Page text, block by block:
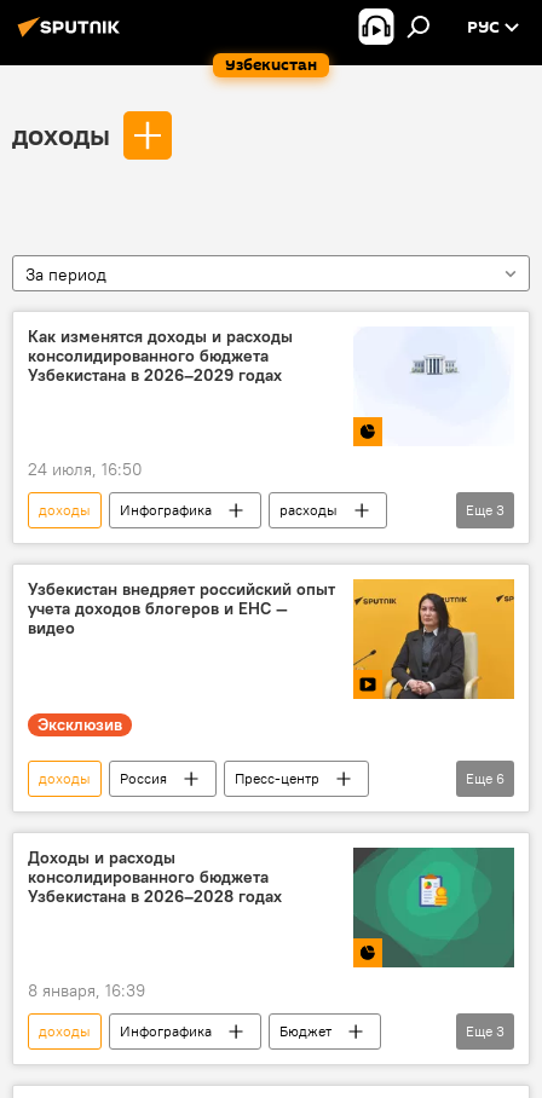
Узбекистан
РУС
доходы
За период
Как изменятся доходы и расходы
консолидированного бюджета
Узбекистана в 2026–2029 годах
24 июля, 16:50
доходы Инфографика
расходы
Мультимедиа
Узбекистан
госбюджет
Еще 3
Узбекистан внедряет российский опыт
учета доходов блогеров и ЕНС —
видео
Эксклюзив
доходы Россия
Пресс-центр
Узбекистан
налоги
пресс-конференция
блогер
Еще 6
Доходы и расходы
консолидированного бюджета
Узбекистана в 2026–2028 годах
8 января, 16:39
доходы Инфографика
Бюджет
Узбекистан
расходы Экономика
Еще 3